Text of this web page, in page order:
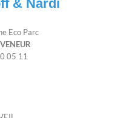
& Nardi
Eco Parc
05 11